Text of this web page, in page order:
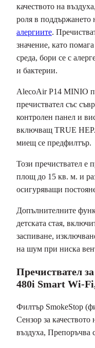
качеството на
роля в поддържането
алергиите.
значение, като
среда, бори се с
и бактерии.
AlecoAir P14 MINIO
пречиствател със
контролен панел и
включващ TRUE
миещ се предфилтър.
Този пречиствател е
площ до 15 кв. м. и
осигуряващи
Допълнителните
детската стая,
заспиване,
на шум при ниска
Пречиствател
480i Smart Wi-
Филтър SmokeStop
Сензор за
въздуха, Препоръчва